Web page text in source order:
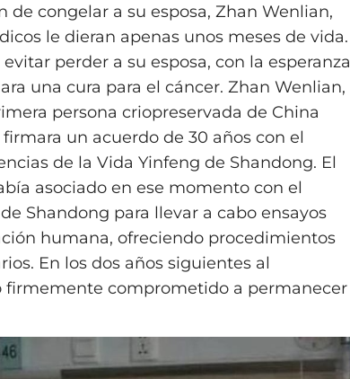
de congelar a su esposa, Zhan Wenlian,
le dieran apenas unos meses de vida.
perder a su esposa, con la esperanza
una cura para el cáncer. Zhan Wenlian,
persona criopreservada de China
un acuerdo de 30 años con el
de la Vida Yinfeng de Shandong. El
asociado en ese momento con el
Shandong para llevar a cabo ensayos
humana, ofreciendo procedimientos
En los dos años siguientes al
firmemente comprometido a permanecer